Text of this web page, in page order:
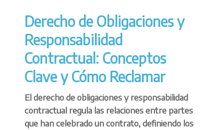
Derecho de Obligaciones y
Responsabilidad
Contractual: Conceptos
Clave y Cómo Reclamar
El derecho de obligaciones y responsabilidad
contractual regula las relaciones entre partes
que han celebrado un contrato, definiendo los